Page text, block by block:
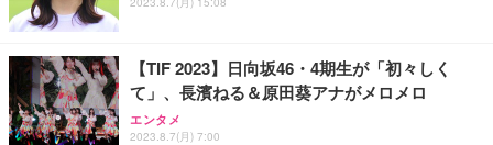
【TIF 2023】日向坂46・4期生が「初々しく
て」、長濱ねる＆原田葵アナがメロメロ
エンタメ
2023.8.7(月) 7:00